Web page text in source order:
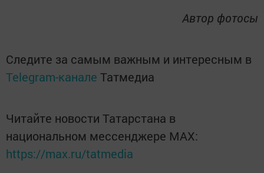
Автор фотосы
Следите за самым важным и интересным в
Telegram-канале Татмедиа
Читайте новости Татарстана в
национальном мессенджере MАХ:
https://max.ru/tatmedia